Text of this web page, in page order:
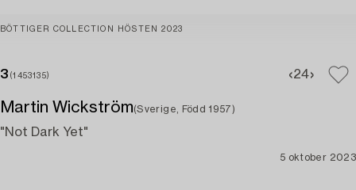
BÖTTIGER COLLECTION HÖSTEN 2023
3 (1453135) 24
Martin Wickström(Sverige, Född 1957)
"Not Dark Yet"
5 oktober 2023